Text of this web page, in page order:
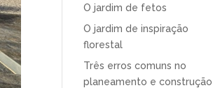
O jardim de fetos
O jardim de inspiração
florestal
Três erros comuns no
planeamento e construção